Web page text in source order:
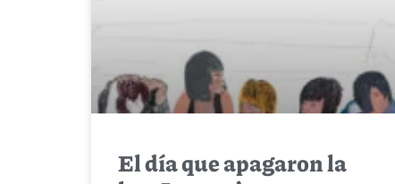
El día que apagaron la